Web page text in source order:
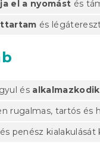
el a nyomást és
és
és
rugalmas, tartós és
és penész